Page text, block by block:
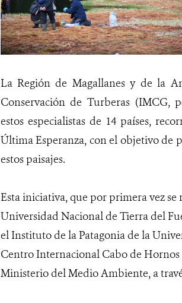
La Región de Magallanes y de la
Conservación de Turberas (IMCG,
estos especialistas de 14 países,
Última Esperanza, con el objetivo de
estos paisajes.
Esta iniciativa, que por primera vez
Universidad Nacional de Tierra del
el Instituto de la Patagonia de la
Centro Internacional Cabo de
Ministerio del Medio Ambiente, a